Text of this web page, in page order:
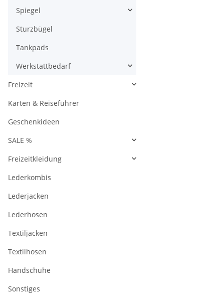
Spiegel
Sturzbügel
Tankpads
Werkstattbedarf
Freizeit
Karten & Reiseführer
Geschenkideen
SALE %
Freizeitkleidung
Lederkombis
Lederjacken
Lederhosen
Textiljacken
Textilhosen
Handschuhe
Sonstiges